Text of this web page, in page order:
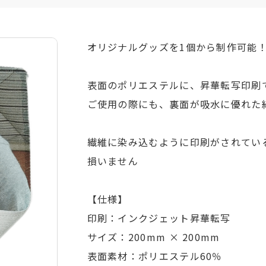
オリジナルグッズを1個から制作可能
表面のポリエステルに、昇華転写印
ご使用の際にも、裏面が吸水に優れ
繊維に染み込むように印刷がされて
損いません
【仕様】
印刷：インクジェット昇華転写
サイズ：200mm × 200mm
表面素材：ポリエステル60％